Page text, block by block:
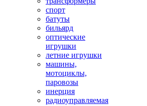
спорт
батуты
бильярд
оптические
игрушки
летние игрушки
машины,
мотоциклы,
паровозы
инерция
радиоуправляемая